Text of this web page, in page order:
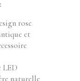
rose
et
LED
naturelle